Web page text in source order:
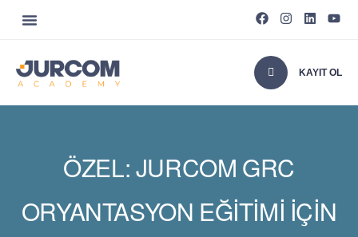
KAYIT OL
ÖZEL: JURCOM GRC
ORYANTASYON EĞITIMI IÇIN